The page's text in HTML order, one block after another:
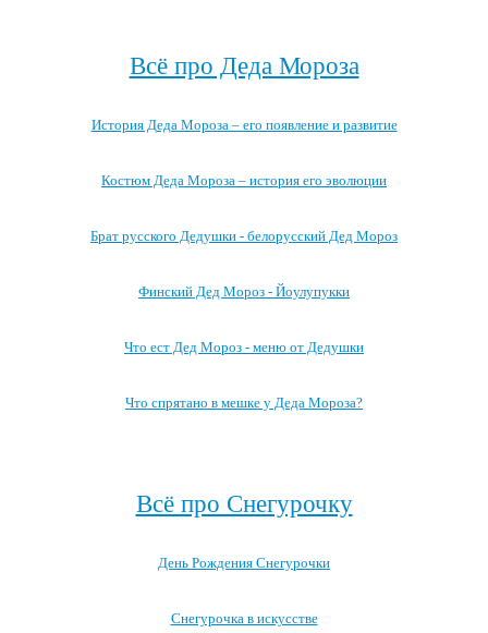
Всё про Деда Мороза
История Деда Мороза – его появление и развитие
Костюм Деда Мороза – история его эволюции
Брат русского Дедушки - белорусский Дед Мороз
Финский Дед Мороз - Йоулупукки
Что ест Дед Мороз - меню от Дедушки
Что спрятано в мешке у Деда Мороза?
Всё про Снегурочку
День Рождения Снегурочки
Снегурочка в искусстве